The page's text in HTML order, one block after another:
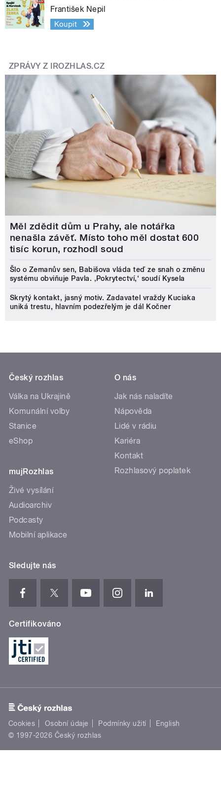
František Nepil
Koupit
ZPRÁVY Z IROZHLAS.CZ
Měl zdědit dům u Prahy, ale notářka
nenašla závěť. Místo toho měl dostat 600
tisíc korun, rozhodl soud
Šlo o Zemanův sen, Babišova vláda teď ze snah o změnu
systému obviňuje Pavla. ‚Pokrytectví,‘ soudí Kysela
Skrytý kontakt, jasný motiv. Zadavatel vraždy Kuciaka
uniká trestu, hlavním podezřelým je dál Kočner
Český rozhlas
Válka na Ukrajině
Komunální volby
Stanice
eShop
mujRozhlas
Živé vysílání
Audioarchiv
Podcasty
Mobilní aplikace
O nás
Jak nás naladíte
Nápověda
Lidé v rádiu
Kariéra
Kontakt
Rozhlasový poplatek
Sledujte nás
Certifikováno
Cookies Osobní údaje Podmínky užití
English
© 1997-2026 Český rozhlas